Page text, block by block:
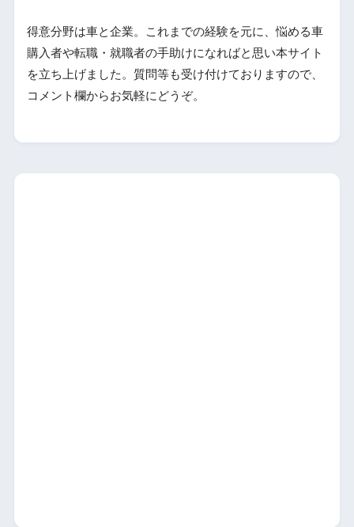
得意分野は車と企業。これまでの経験を元に、悩める車
購入者や転職・就職者の手助けになればと思い本サイト
を立ち上げました。質問等も受け付けておりますので、
コメント欄からお気軽にどうぞ。